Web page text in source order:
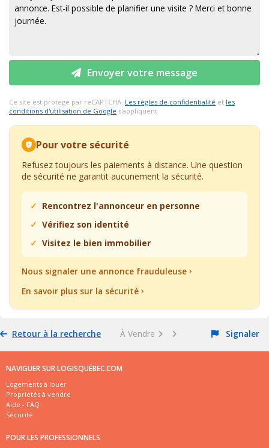
Envoyer votre message
Ce site est protégé par reCAPTCHA. Les règles de confidentialité et les
conditions d'utilisation de Google s'appliquent.
Pour votre sécurité
Refusez toujours les paiements à distance. Une question
de sécurité ne garantit aucunement la sécurité.
Rencontrez l'annonceur en personne
Vérifiez son identité
Visitez le bien immobilier
Nous signaler une annonce frauduleuse
En savoir plus sur la sécurité
Retour à la recherche À Vendre Signaler
NAVIGUER SUR LOGISQUÉBEC.COM
Logements à louer
Propriétés à vendre
Aide - FAQ
Sécurité
POUR LES PROFESSIONNELS